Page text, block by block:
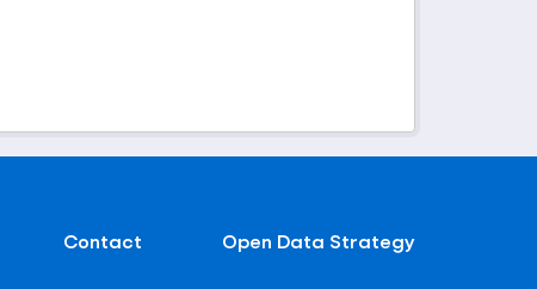
Contact Open Data Strategy